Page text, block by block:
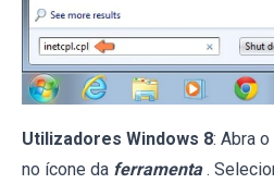
Utilizadores Windows 8: Abra
no ícone da ferramenta .